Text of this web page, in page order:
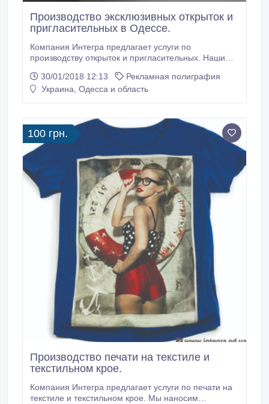
Производство эксклюзивных открыток и
пригласительных в Одессе.
Компания Интегра предлагает услуги по
производству открыток и пригласительных. Наши
изготавливать открытки и пригласительные в
Одессе от самых простых до эксклюзивных и
фанера, шпон, атласные ленты и шнуры, кожа и
кожзам, бусины и т.
30/01/2018 12:13
Рекламная полиграфия
Украина, Одесса и область
100 грн.
Производство печати на текстиле и
текстильном крое.
Компания Интегра предлагает услуги по печати на
текстиле и текстильном крое. Мы наносим